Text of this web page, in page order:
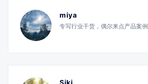
miya
专写行业干货，偶尔来点产品案例